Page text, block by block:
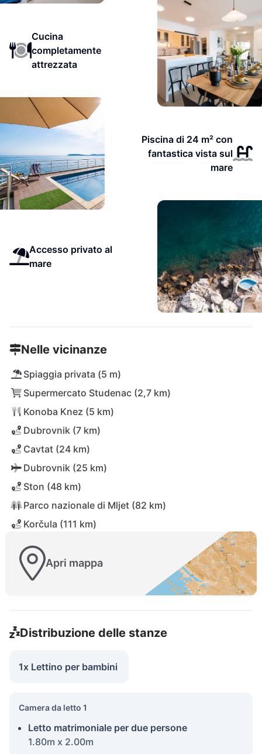
Cucina
completamente
attrezzata
Piscina di 24 m² con
fantastica vista sul
mare
Accesso privato al
mare
Nelle vicinanze
Spiaggia privata (5 m)
Supermercato Studenac (2,7 km)
Konoba Knez (5 km)
Dubrovnik (7 km)
Cavtat (24 km)
Dubrovnik (25 km)
Ston (48 km)
Parco nazionale di Mljet (82 km)
Korčula (111 km)
Apri mappa
Distribuzione delle stanze
1x Lettino per bambini
Camera da letto 1
Letto matrimoniale per due persone
1.80m x 2.00m